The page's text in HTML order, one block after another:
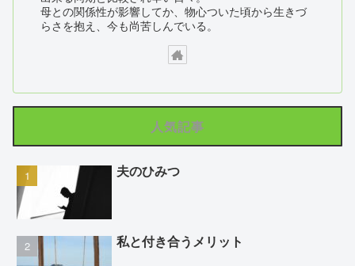
母との関係性が影響してか、物心ついた頃から生きづ
らさを抱え、今も尚苦しんでいる。
人気記事
夫のひみつ
私と付き合うメリット